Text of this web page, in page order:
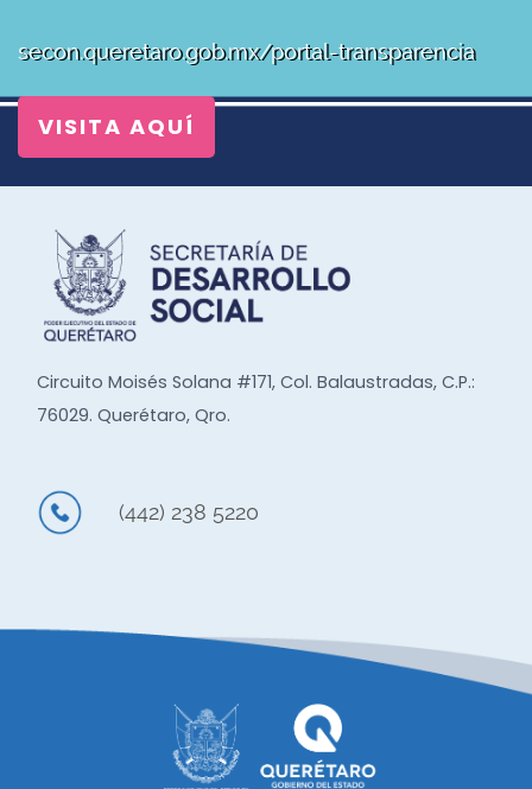
secon.queretaro.gob.mx/portal-transparencia
VISITA AQUÍ
Circuito Moisés Solana #171, Col. Balaustradas, C.P.:
76029. Querétaro, Qro.
(442) 238 5220